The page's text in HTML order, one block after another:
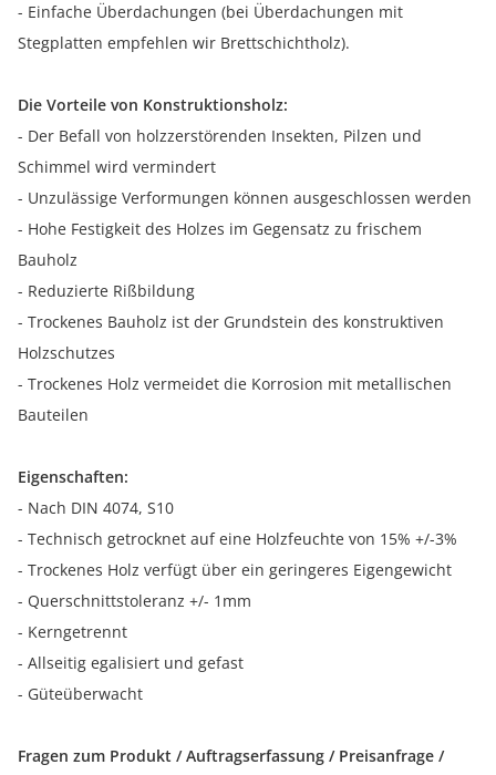
- Einfache Überdachungen (bei Überdachungen mit
Stegplatten empfehlen wir Brettschichtholz).
Die Vorteile von Konstruktionsholz:
- Der Befall von holzzerstörenden Insekten, Pilzen und
Schimmel wird vermindert
- Unzulässige Verformungen können ausgeschlossen werden
- Hohe Festigkeit des Holzes im Gegensatz zu frischem
Bauholz
- Reduzierte Rißbildung
- Trockenes Bauholz ist der Grundstein des konstruktiven
Holzschutzes
- Trockenes Holz vermeidet die Korrosion mit metallischen
Bauteilen
Eigenschaften:
- Nach DIN 4074, S10
- Technisch getrocknet auf eine Holzfeuchte von 15% +/-3%
- Trockenes Holz verfügt über ein geringeres Eigengewicht
- Querschnittstoleranz +/- 1mm
- Kerngetrennt
- Allseitig egalisiert und gefast
- Güteüberwacht
Fragen zum Produkt / Auftragserfassung / Preisanfrage /